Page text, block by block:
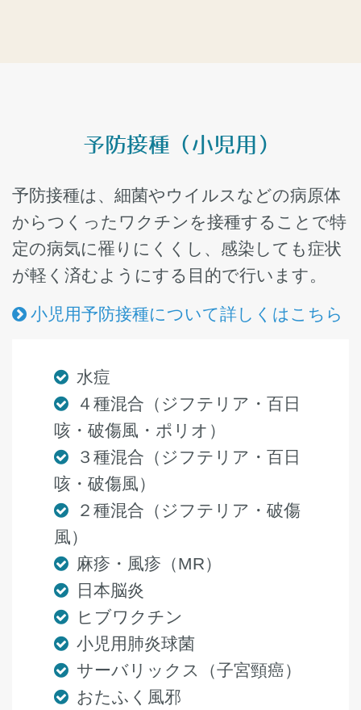
予防接種（小児用）
予防接種は、細菌やウイルスなどの病原体
からつくったワクチンを接種することで特
定の病気に罹りにくくし、感染しても症状
が軽く済むようにする目的で行います。
小児用予防接種について詳しくはこちら
水痘
４種混合（ジフテリア・百日
咳・破傷風・ポリオ）
３種混合（ジフテリア・百日
咳・破傷風）
２種混合（ジフテリア・破傷
風）
麻疹・風疹（MR）
日本脳炎
ヒブワクチン
小児用肺炎球菌
サーバリックス（子宮頸癌）
おたふく風邪